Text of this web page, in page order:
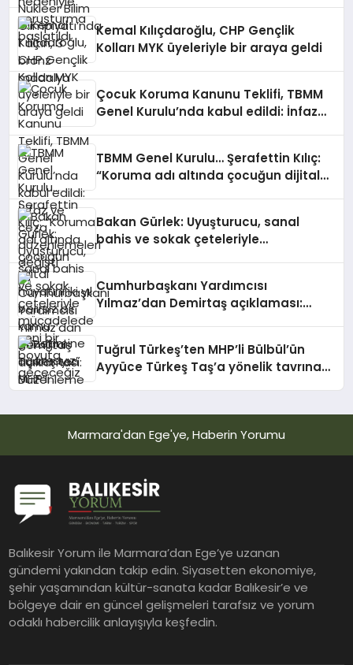
Kemal Kılıçdaroğlu, CHP Gençlik
Kolları MYK üyeleriyle bir araya geldi
Çocuk Koruma Kanunu Teklifi, TBMM
Genel Kurulu’nda kabul edildi: İnfaz
TBMM Genel Kurulu… Şerafettin Kılıç:
“Koruma adı altında çocuğun dijital
Bakan Gürlek: Uyuşturucu, sanal
bahis ve sokak çeteleriyle
Cumhurbaşkanı Yardımcısı
Yılmaz’dan Demirtaş açıklaması:
Tuğrul Türkeş’ten MHP’li Bülbül’ün
Ayyüce Türkeş Taş’a yönelik tavrına
Marmara'dan Ege'ye, Haberin Yorumu
Balıkesir Yorum ile Marmara’dan Ege’ye uzanan
gündemi yakından takip edin. Siyasetten ekonomiye,
şehir yaşamından kültür-sanata kadar Balıkesir’e ve
bölgeye dair en güncel gelişmeleri tarafsız ve yorum
odaklı habercilik anlayışıyla keşfedin.